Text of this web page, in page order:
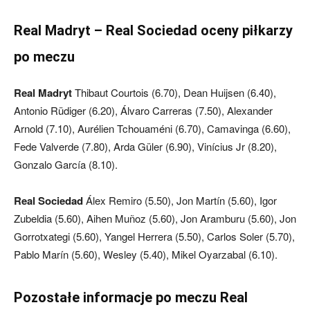
Real Madryt – Real Sociedad oceny piłkarzy
po meczu
Real MadrytThibaut Courtois (6.70), Dean Huijsen (6.40),
Antonio Rüdiger (6.20), Álvaro Carreras (7.50), Alexander
Arnold (7.10), Aurélien Tchouaméni (6.70), Camavinga (6.60),
Fede Valverde (7.80), Arda Güler (6.90), Vinícius Jr (8.20),
Gonzalo García (8.10).
Real SociedadÁlex Remiro (5.50), Jon Martín (5.60), Igor
Zubeldia (5.60), Aihen Muñoz (5.60), Jon Aramburu (5.60), Jon
Gorrotxategi (5.60), Yangel Herrera (5.50), Carlos Soler (5.70),
Pablo Marín (5.60), Wesley (5.40), Mikel Oyarzabal (6.10).
Pozostałe informacje po meczu Real